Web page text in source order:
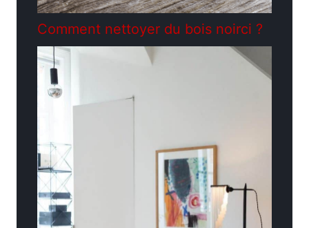
Comment nettoyer du bois noirci ?